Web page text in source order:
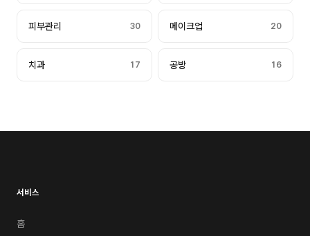
피부관리 30 메이크업 20
치과 17 공방 16
서비스
홈